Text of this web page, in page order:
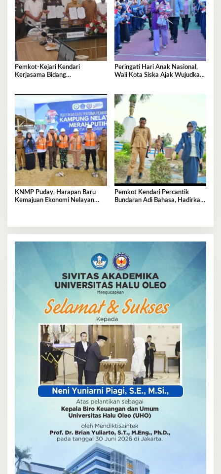
Pemkot-Kejari Kendari
Kerjasama Bidang
Peringati Hari Anak Nasional,
Wali Kota Siska Ajak Wujudkan
KNMP Puday, Harapan Baru
Kemajuan Ekonomi Nelayan
Pemkot Kendari Percantik
Bundaran Adi Bahasa, Hadirkan